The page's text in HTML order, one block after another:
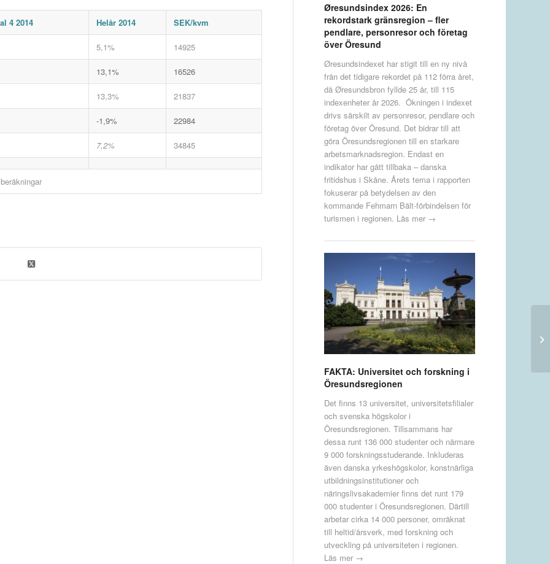
4 2014 Helår 2014 SEK/kvm
5,1% 14925
13,1% 16526
13,3% 21837
-1,9% 22984
7,2% 34845
Øresundsindex 2026: En
rekordstark gränsregion – fler
pendlare, personresor och företag
över Öresund
Øresundsindexet har stigit till en ny nivå
från det tidigare rekordet på 112 förra året,
då Øresundsbron fyllde 25 år, till 115
indexenheter år 2026. Ökningen i indexet
drivs särskilt av personresor, pendlare och
företag över Öresund. Det bidrar till att
göra Öresundsregionen till en starkare
arbetsmarknadsregion. Endast en
indikator har gått tillbaka – danska
fritidshus i Skåne. Årets tema i rapporten
fokuserar på betydelsen av den
kommande Fehmarn Bält-förbindelsen för
turismen i regionen. Läs mer →
FAKTA: Universitet och forskning i
Öresundsregionen
Det finns 13 universitet, universitetsfilialer
och svenska högskolor i
Öresundsregionen. Tillsammans har
dessa runt 136 000 studenter och närmare
9 000 forskningsstuderande. Inkluderas
även danska yrkeshögskolor, konstnärliga
utbildningsinstitutioner och
näringslivsakademier finns det runt 179
000 studenter i Öresundsregionen. Därtill
arbetar cirka 14 000 personer, omräknat
till heltid/årsverk, med forskning och
utveckling på universiteten i regionen.
Läs mer →